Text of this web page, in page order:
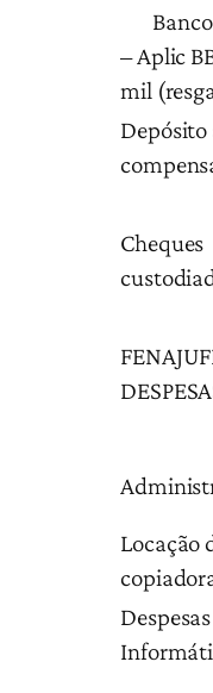
Banco
– Aplic
mil
Depósito
Cheques
Locação